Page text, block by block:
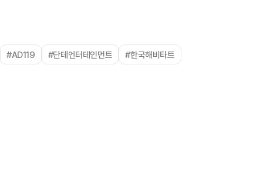
#AD119 #단테엔터테인먼트 #한국해비타트